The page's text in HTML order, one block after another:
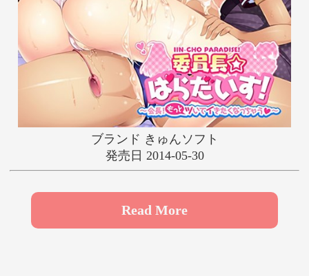
ら る れ
わ
ブランド きゅんソフト
発売日 2014-05-30
Read More